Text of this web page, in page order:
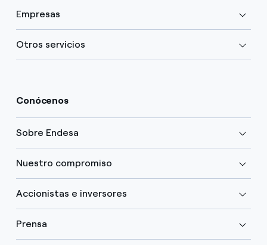
Empresas
Otros servicios
Conócenos
Sobre Endesa
Nuestro compromiso
Accionistas e inversores
Prensa